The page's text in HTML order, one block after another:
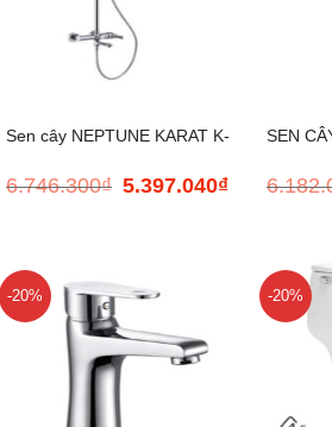
Sen cây NEPTUNE KARAT K-
6.746.300₫
Giá
5.397.040₫Giá
5.397.040₫.
SEN
-20%
-20%